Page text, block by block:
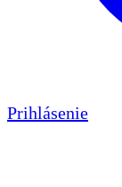
Prihlásenie